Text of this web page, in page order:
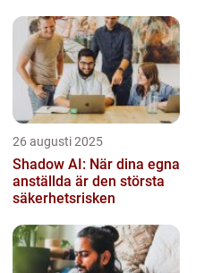
26 augusti 2025
Shadow AI: När dina egna
anställda är den största
säkerhetsrisken